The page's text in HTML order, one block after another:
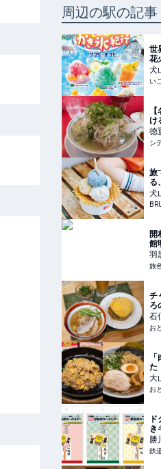
周辺の駅の記事
世
花
ン
結
犬
い
け
フ
テ
徳
北
シ
旅
る
知
ル
犬
開
館
宝
を
羽
旅
チ
ろ
っ
受
ー
石
お
た
「
い
ラ
大
お
き
の
合
勝
鉄